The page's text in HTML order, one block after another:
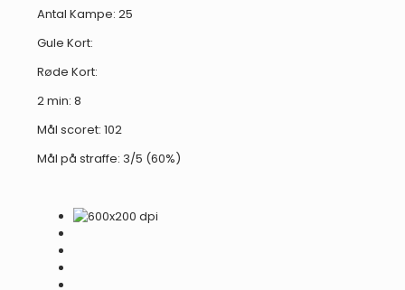
Antal Kampe: 25
Gule Kort:
Røde Kort:
2 min: 8
Mål scoret: 102
Mål på straffe: 3/5 (60%)